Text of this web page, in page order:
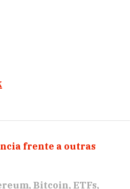
frente a outras
Bitcoin ETFs